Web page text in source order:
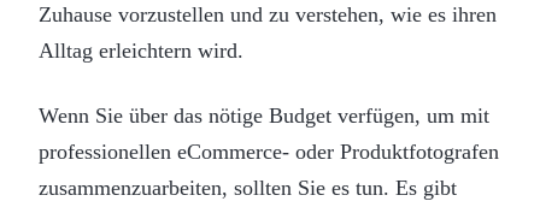
Zuhause vorzustellen und zu verstehen, wie es ihren
Alltag erleichtern wird.
Wenn Sie über das nötige Budget verfügen, um mit
professionellen eCommerce- oder Produktfotografen
zusammenzuarbeiten, sollten Sie es tun. Es gibt